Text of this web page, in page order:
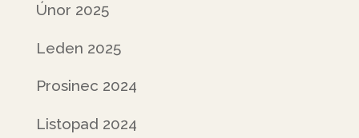
Únor 2025
Leden 2025
Prosinec 2024
Listopad 2024